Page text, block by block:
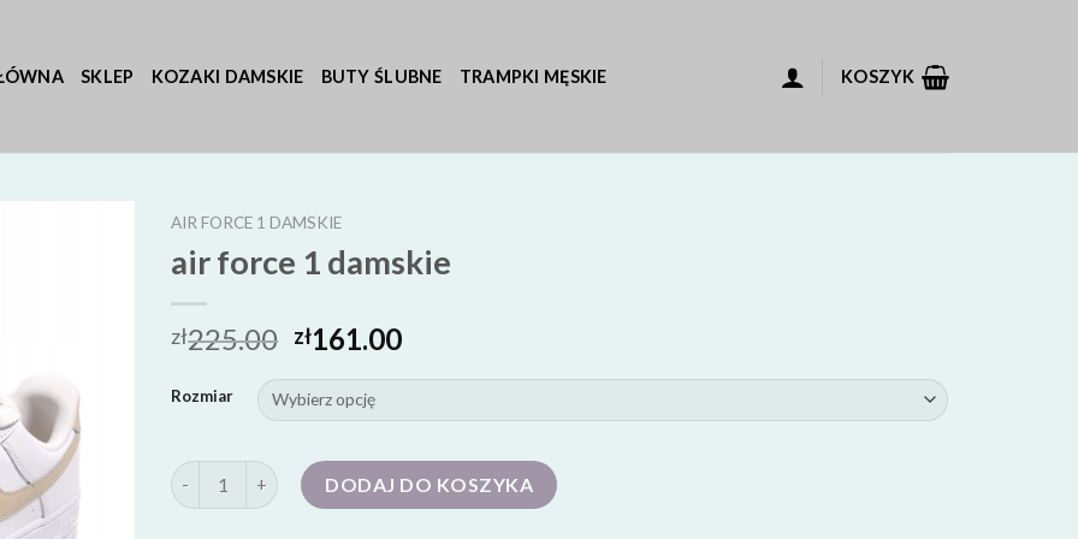
SKLEP KOZAKI DAMSKIE BUTY ŚLUBNE TRAMPKI MĘSKIE KOSZYK
AIR FORCE 1 DAMSKIE
air force 1 damskie
zł225.00 zł161.00
Rozmiar
ilość air force 1 damskieDODAJ DO KOSZYKA